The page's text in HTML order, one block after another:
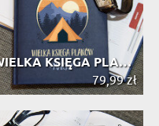
WIELKA KSIĘGA PLANÓW - KALENDARZ 2026
79,99 zł